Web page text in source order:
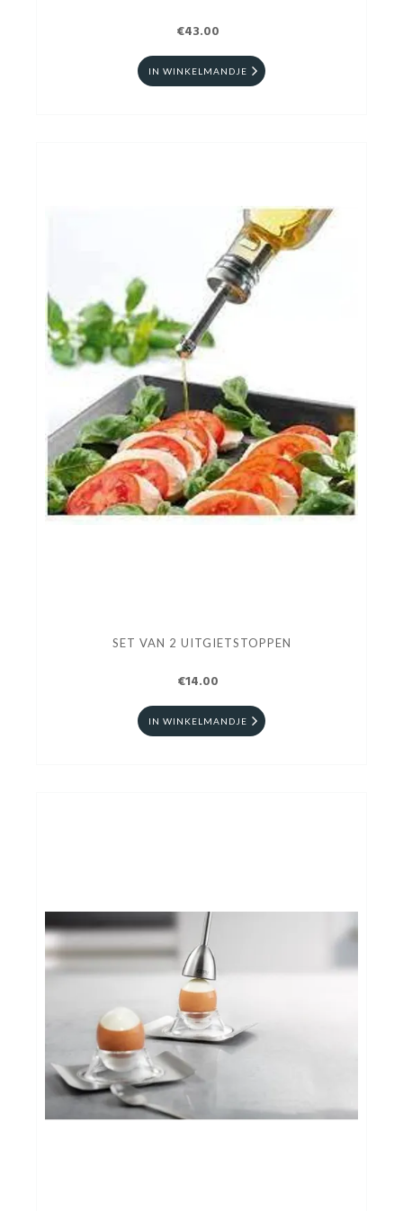
€43.00
IN WINKELMANDJE
SET VAN 2 UITGIETSTOPPEN
€14.00
IN WINKELMANDJE